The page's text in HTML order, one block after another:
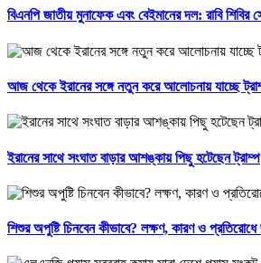
বিএনপি জাতীয় মুনাফেক এবং বেইমানের দল: রাবি শিবির
আজ থেকে ইরানের সঙ্গে নতুন করে আলোচনায় যাচ্ছে
ইরানের সাথে সংঘাত বাড়ার আশঙ্কায় পিছু হটেছেন ট্রাম্প
শিশুর অপুষ্টি চিনবেন কীভাবে? লক্ষণ, কারণ ও